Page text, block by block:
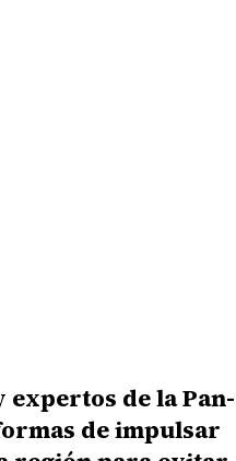
expertos de la Pan-
de impulsar